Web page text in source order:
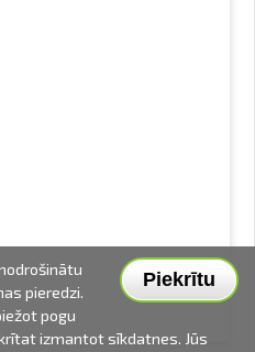
Piekrītu
pieredzi.
pogu
izmantot sīkdatnes. Jūs